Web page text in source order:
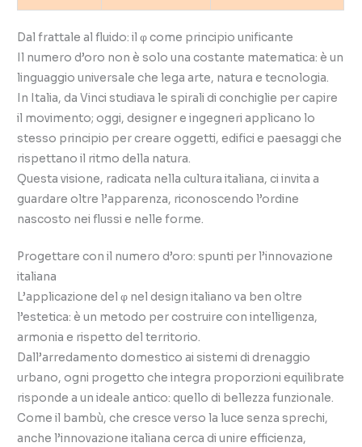
Dal frattale al fluido: il φ come principio unificante
Il numero d’oro non è solo una costante matematica: è un
linguaggio universale che lega arte, natura e tecnologia.
In Italia, da Vinci studiava le spirali di conchiglie per capire
il movimento; oggi, designer e ingegneri applicano lo
stesso principio per creare oggetti, edifici e paesaggi che
rispettano il ritmo della natura.
Questa visione, radicata nella cultura italiana, ci invita a
guardare oltre l’apparenza, riconoscendo l’ordine
nascosto nei flussi e nelle forme.
Progettare con il numero d’oro: spunti per l’innovazione
italiana
L’applicazione del φ nel design italiano va ben oltre
l’estetica: è un metodo per costruire con intelligenza,
armonia e rispetto del territorio.
Dall’arredamento domestico ai sistemi di drenaggio
urbano, ogni progetto che integra proporzioni equilibrate
risponde a un ideale antico: quello di bellezza funzionale.
Come il bambù, che cresce verso la luce senza sprechi,
anche l’innovazione italiana cerca di unire efficienza,